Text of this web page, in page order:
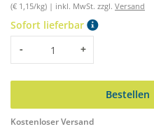
(€ 1,15/kg) | inkl. MwSt. zzgl. Versand
Sofort lieferbar
Menge
- +
Bestellen
Kostenloser Versand